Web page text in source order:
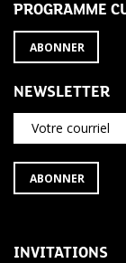
PROGRAMME
ABONNER
NEWSLETTER
Votre courriel
S'ABONNER
À
ABONNER
INVITATIONS